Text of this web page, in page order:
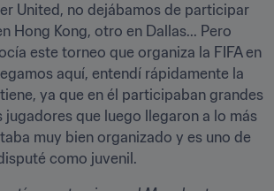
United, no dejábamos de participar
Hong Kong, otro en Dallas... Pero
este torneo que organiza la FIFA en
aquí, entendí rápidamente la
ya que en él participaban grandes
jugadores que luego llegaron a lo más
muy bien organizado y es uno de
como juvenil.